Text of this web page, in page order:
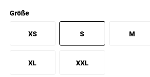
Größe
XS S M
XL XXL